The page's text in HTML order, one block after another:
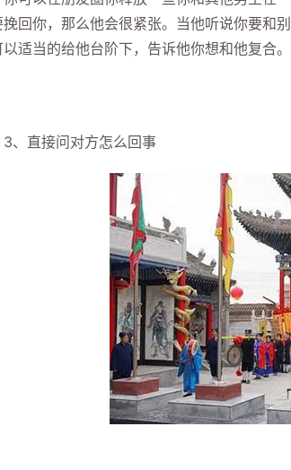
挽回你，那么他会很紧张。当他听说你要和
以适当的给他台阶下，告诉他你想和他复合
直接问对方怎么回事